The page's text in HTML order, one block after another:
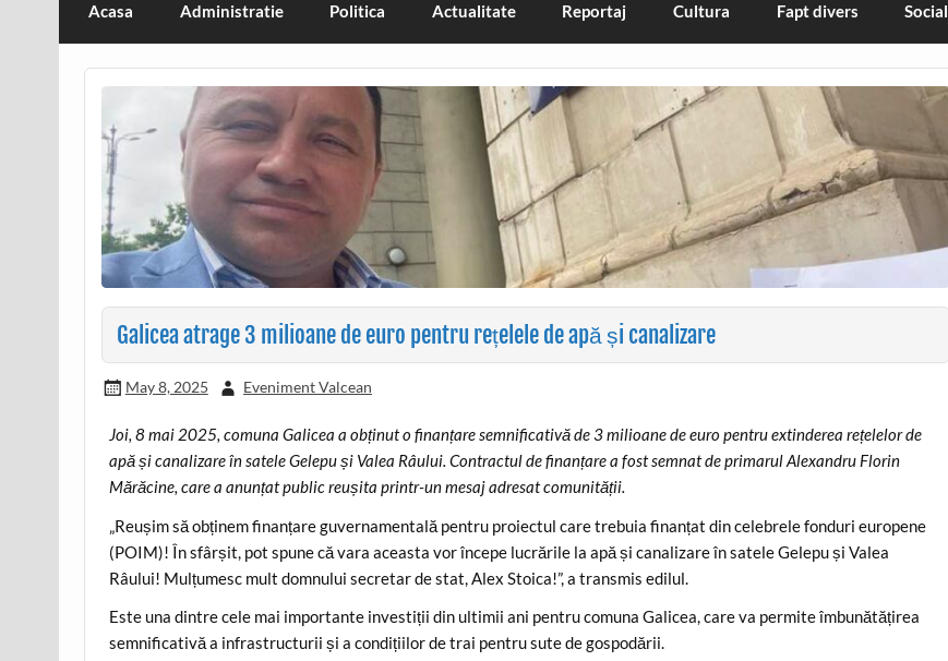
Acasa Administratie Politica Actualitate Reportaj Cultura Fapt divers Social
Galicea atrage 3 milioane de euro pentru rețelele de apă și canalizare
May 8, 2025 Eveniment Valcean
Joi, 8 mai 2025, comuna Galicea a obținut o finanțare semnificativă de 3 milioane de euro pentru extinderea rețelelor de
apă și canalizare în satele Gelepu și Valea Râului. Contractul de finanțare a fost semnat de primarul Alexandru Florin
Mărăcine, care a anunțat public reușita printr-un mesaj adresat comunității.
„Reușim să obținem finanțare guvernamentală pentru proiectul care trebuia finanțat din celebrele fonduri europene
(POIM)! În sfârșit, pot spune că vara aceasta vor începe lucrările la apă și canalizare în satele Gelepu și Valea
Râului! Mulțumesc mult domnului secretar de stat, Alex Stoica!”, a transmis edilul.
Este una dintre cele mai importante investiții din ultimii ani pentru comuna Galicea, care va permite îmbunătățirea
semnificativă a infrastructurii și a condițiilor de trai pentru sute de gospodării.